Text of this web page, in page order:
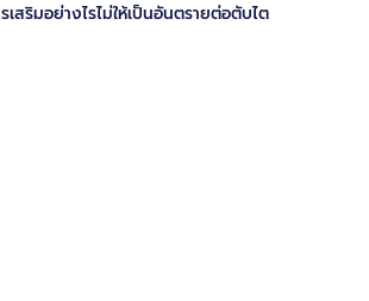
สริมอย่างไรไม่ให้เป็นอันตรายต่อตับไต